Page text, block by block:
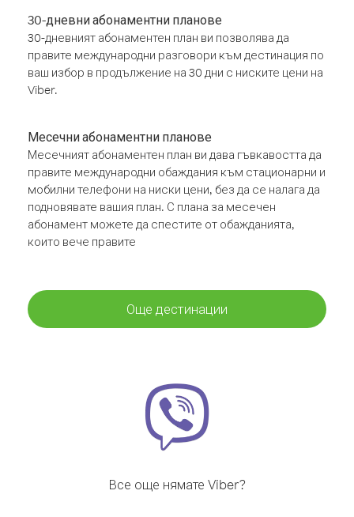
30-дневни абонаментни планове
30-дневният абонаментен план ви позволява да
правите международни разговори към дестинация по
ваш избор в продължение на 30 дни с ниските цени на
Viber.
Месечни абонаментни планове
Месечният абонаментен план ви дава гъвкавостта да
правите международни обаждания към стационарни и
мобилни телефони на ниски цени, без да се налага да
подновявате вашия план. С плана за месечен
абонамент можете да спестите от обажданията,
които вече правите
Още дестинации
Все още нямате Viber?